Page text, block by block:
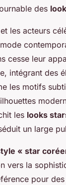
des
les acteurs
cesse leur
intégrant des
les motifs
les looks
un large
« star
vers la
pour